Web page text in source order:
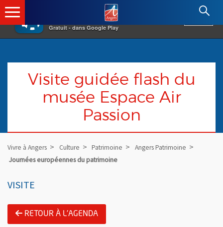
×
Gratuit - dans Google Play
Angers.fr : Retour à l'accueil
Visite guidée flash du
musée Espace Air
Passion
Vivre à Angers Culture Patrimoine
Angers Patrimoine
Journées européennes du patrimoine
VISITE
RETOUR À L'AGENDA